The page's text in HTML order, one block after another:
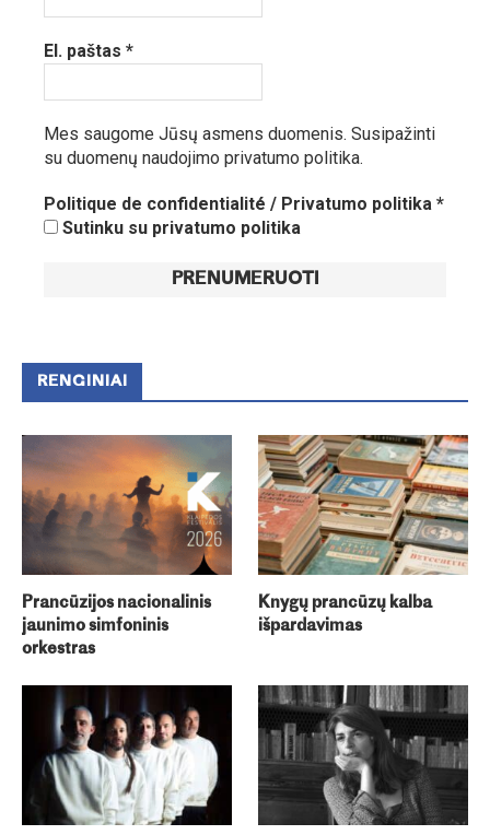
El. paštas *
Mes saugome Jūsų asmens duomenis. Susipažinti
su duomenų naudojimo privatumo politika.
Politique de confidentialité / Privatumo politika *
Sutinku su privatumo politika
RENGINIAI
Prancūzijos nacionalinis
jaunimo simfoninis
orkestras
Knygų prancūzų kalba
išpardavimas